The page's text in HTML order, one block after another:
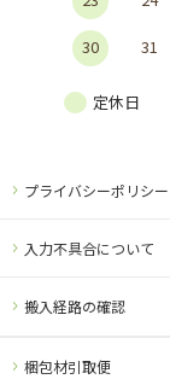
30 31
定休日
梱包材引取便
プライバシーポリシー
入力不具合について
搬入経路の確認